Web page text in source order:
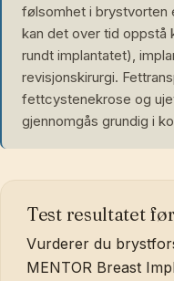
følsomhet i brystvorten
kan det over tid oppstå
rundt implantatet),
revisjonskirurgi.
fettcystenekrose og
gjennomgås grundig i
Test resultatet
Vurderer du
MENTOR Breast